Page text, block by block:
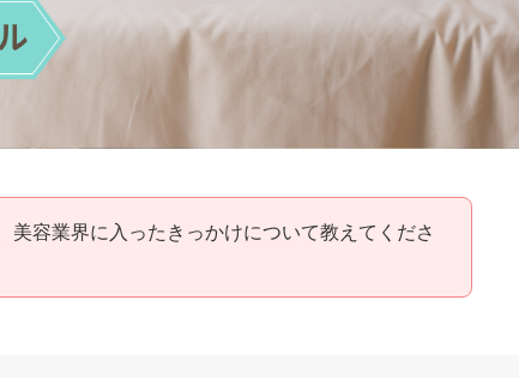
美容業界に入ったきっかけについて教えてくださ